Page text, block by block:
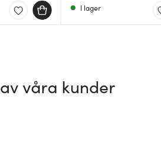
I lager
våra kunder